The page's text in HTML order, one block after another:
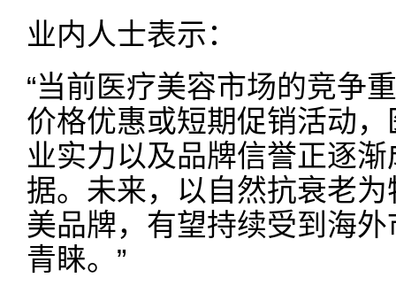
业内人士表示：
“当前医疗美容市场的竞争
价格优惠或短期促销活动
业实力以及品牌信誉正逐
据。未来，以自然抗衰老
美品牌，有望持续受到海
青睐。”